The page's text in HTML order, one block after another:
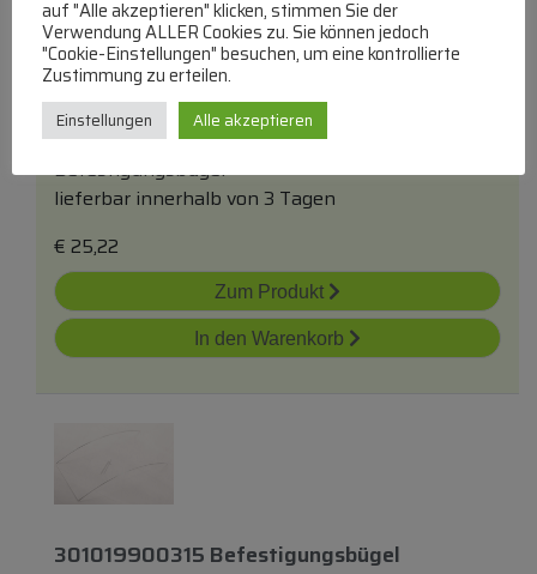
258300080 C00899262 Türbefestigung
Kunststoff - unten
BEKO/GRUNDIG/ARCELIK
Befestigungsbügel
lieferbar innerhalb von 3 Tagen
€ 25,22
Zum Produkt
In den Warenkorb
301019900315 Befestigungsbügel
auf "Alle akzeptieren" klicken, stimmen Sie der
Verwendung ALLER Cookies zu. Sie können jedoch
"Cookie-Einstellungen" besuchen, um eine kontrollierte
Zustimmung zu erteilen.
Einstellungen Alle akzeptieren